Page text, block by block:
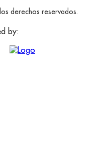
derechos reservados.
by: